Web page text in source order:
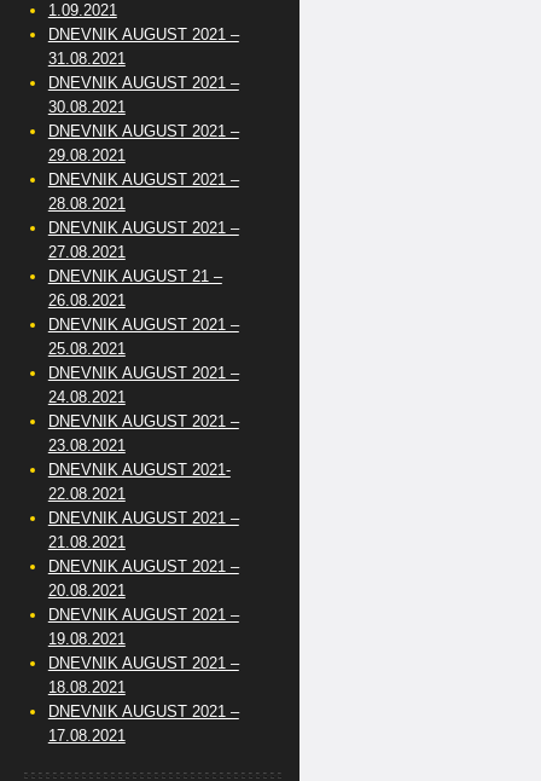
1.09.2021
DNEVNIK AUGUST 2021 –
31.08.2021
DNEVNIK AUGUST 2021 –
30.08.2021
DNEVNIK AUGUST 2021 –
29.08.2021
DNEVNIK AUGUST 2021 –
28.08.2021
DNEVNIK AUGUST 2021 –
27.08.2021
DNEVNIK AUGUST 21 –
26.08.2021
DNEVNIK AUGUST 2021 –
25.08.2021
DNEVNIK AUGUST 2021 –
24.08.2021
DNEVNIK AUGUST 2021 –
23.08.2021
DNEVNIK AUGUST 2021-
22.08.2021
DNEVNIK AUGUST 2021 –
21.08.2021
DNEVNIK AUGUST 2021 –
20.08.2021
DNEVNIK AUGUST 2021 –
19.08.2021
DNEVNIK AUGUST 2021 –
18.08.2021
DNEVNIK AUGUST 2021 –
17.08.2021